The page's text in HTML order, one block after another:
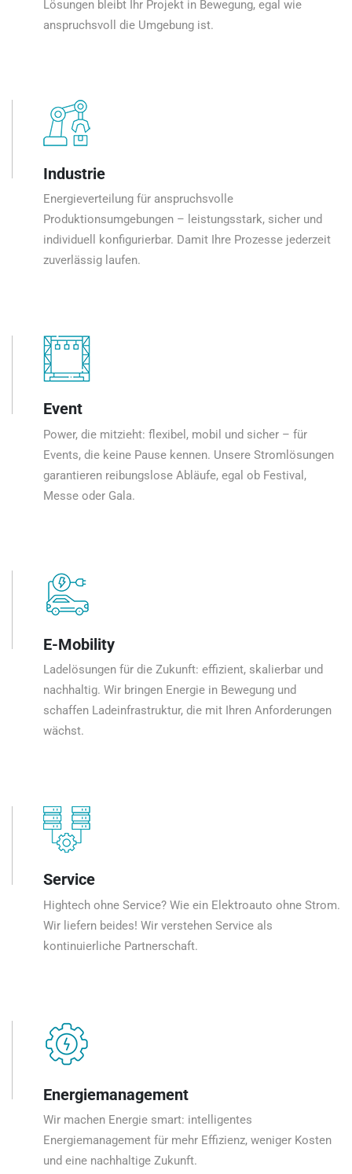
Lösungen bleibt Ihr Projekt in Bewegung, egal wie
anspruchsvoll die Umgebung ist.
Industrie
Energieverteilung für anspruchsvolle
Produktionsumgebungen – leistungsstark, sicher und
individuell konfigurierbar. Damit Ihre Prozesse jederzeit
zuverlässig laufen.
Event
Power, die mitzieht: flexibel, mobil und sicher – für
Events, die keine Pause kennen. Unsere Stromlösungen
garantieren reibungslose Abläufe, egal ob Festival,
Messe oder Gala.
E-Mobility
Ladelösungen für die Zukunft: effizient, skalierbar und
nachhaltig. Wir bringen Energie in Bewegung und
schaffen Ladeinfrastruktur, die mit Ihren Anforderungen
wächst.
Service
Hightech ohne Service? Wie ein Elektroauto ohne Strom.
Wir liefern beides! Wir verstehen Service als
kontinuierliche Partnerschaft.
Energiemanagement
Wir machen Energie smart: intelligentes
Energiemanagement für mehr Effizienz, weniger Kosten
und eine nachhaltige Zukunft.